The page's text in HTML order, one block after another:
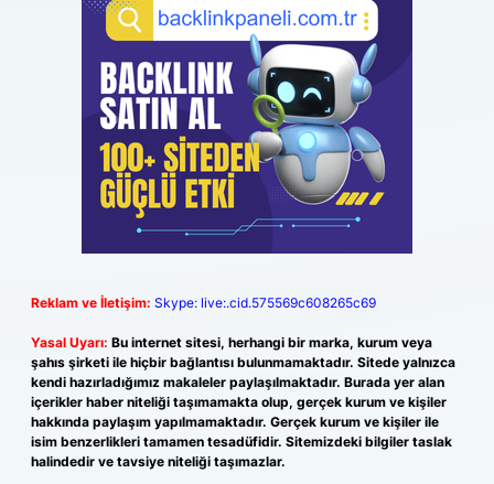
Reklam ve İletişim: Skype: live:.cid.575569c608265c69
Yasal Uyarı: Bu internet sitesi, herhangi bir marka, kurum veya
şahıs şirketi ile hiçbir bağlantısı bulunmamaktadır. Sitede yalnızca
kendi hazırladığımız makaleler paylaşılmaktadır. Burada yer alan
içerikler haber niteliği taşımamakta olup, gerçek kurum ve kişiler
hakkında paylaşım yapılmamaktadır. Gerçek kurum ve kişiler ile
isim benzerlikleri tamamen tesadüfidir. Sitemizdeki bilgiler taslak
halindedir ve tavsiye niteliği taşımazlar.